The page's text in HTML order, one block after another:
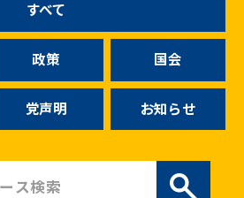
すべて
政策 国会
党声明 お知らせ